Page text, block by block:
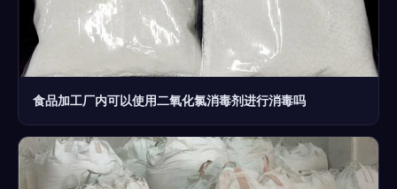
食品加工厂内可以使用二氧化氯消毒剂进行消毒吗